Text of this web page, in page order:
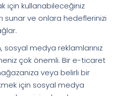
için kullanabileceğiniz
sunar ve onlara hedeflerinizi
medya reklamlarınız
çok önemli. Bir e-ticaret
veya belirli bir
için sosyal medya